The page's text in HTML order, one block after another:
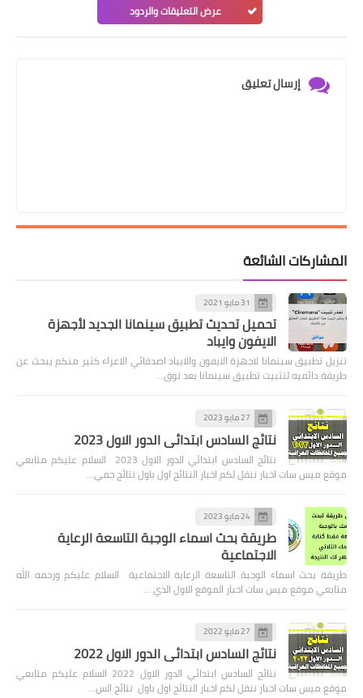
عرض التعليقات والردود
إرسال تعليق
المشاركات الشائعة
31 مايو 2021
تحميل تحديث تطبيق سينمانا الجديد لأجهزة
الايفون وايباد
تنزيل تطبيق سينمانا لاجهزة الايفون والايباد اصدقائي الاعزاء كثير منكم يبحث عن
طريقة دائميه لتثبيت تطبيق سينمانا بعد توق…
27 مايو 2023
نتائج السادس ابتدائي الدور الاول 2023
نتائج السادس ابتدائي الدور الاول 2023 السلام عليكم متابعي
موقع ميس سات اخبار ننقل لكم اخبار النتائج اول باول نتائج جمي…
24 مايو 2023
طريقة بحث اسماء الوجبة التاسعة الرعاية
الاجتماعية
طريقة بحث اسماء الوجبة التاسعة الرعاية الاجتماعية السلام عليكم ورحمه الله
متابعي موقع ميس سات اخبار الموقع الاول الذي …
27 مايو 2022
نتائج السادس ابتدائي الدور الاول 2022
نتائج السادس ابتدائي الدور الاول 2022 السلام عليكم متابعي
موقع ميس سات اخبار ننقل لكم اخبار النتائج اول باول نتائج الس…